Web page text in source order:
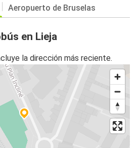
Aeropuerto de Bruselas
en Lieja
la dirección más reciente.